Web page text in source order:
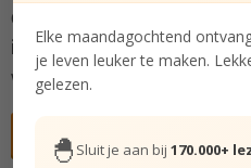
Ontdek
inspiratie en oefeningen
worden, in kleine praktische
Gratis deelnemen aan cursus
Elke maandagochtend
je leven leuker te maken.
gelezen.
🐣 Sluit je aan bij 170.000+